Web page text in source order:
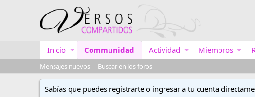
Inicio Communidad Actividad Miembros
Mensajes nuevos Buscar en los foros
Sabías que puedes registrarte o ingresar a tu cuenta